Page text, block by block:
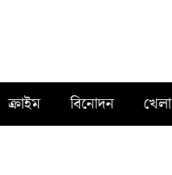
ক্রাইম বিনোদন খেলা